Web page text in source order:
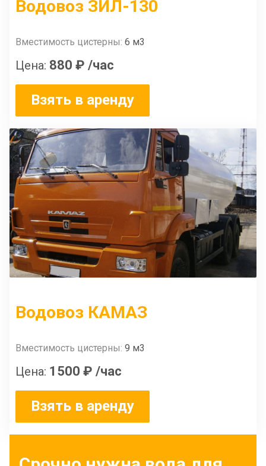
Водовоз ЗИЛ-130
Вместимость цистерны: 6 м3
Цена: 880 ₽ /час
Взять в аренду
Водовоз КАМАЗ
Вместимость цистерны: 9 м3
Цена: 1500 ₽ /час
Взять в аренду